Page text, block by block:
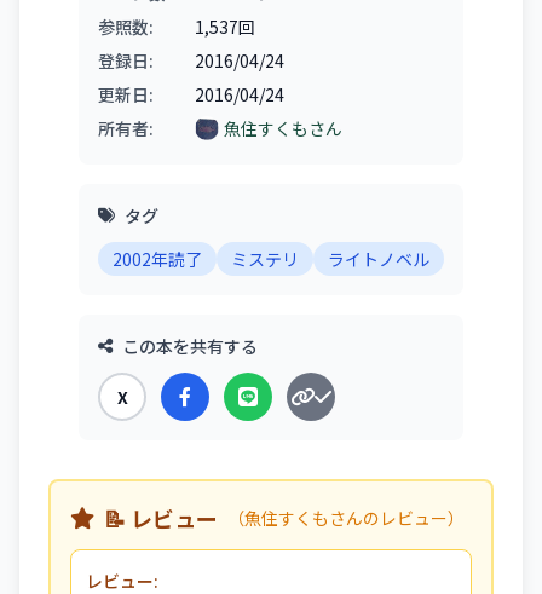
参照数:
1,537回
登録日:
2016/04/24
更新日:
2016/04/24
所有者:
魚住すくもさん
タグ
2002年読了
ミステリ ライトノベル
この本を共有する
X
📝 レビュー （魚住すくもさんのレビュー）
レビュー: